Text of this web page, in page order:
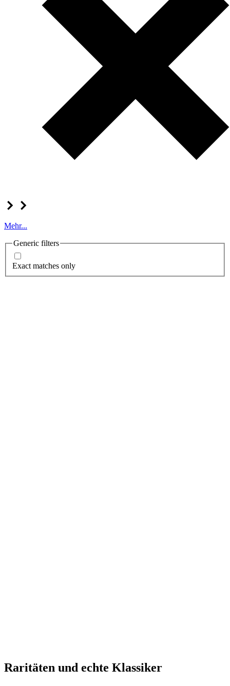
Mehr...
Generic filters
Exact matches only
Raritäten und echte Klassiker